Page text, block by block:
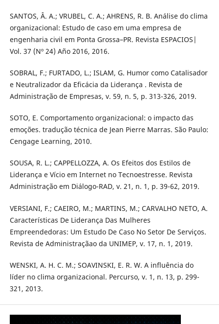
SANTOS, Â. A.; VRUBEL, C. A.; AHRENS, R. B. Análise do clima
organizacional: Estudo de caso em uma empresa de
engenharia civil em Ponta Grossa–PR. Revista ESPACIOS|
Vol. 37 (Nº 24) Año 2016, 2016.
SOBRAL, F.; FURTADO, L.; ISLAM, G. Humor como Catalisador
e Neutralizador da Eficácia da Liderança . Revista de
Administração de Empresas, v. 59, n. 5, p. 313-326, 2019.
SOTO, E. Comportamento organizacional: o impacto das
emoções. tradução técnica de Jean Pierre Marras. São Paulo:
Cengage Learning, 2010.
SOUSA, R. L.; CAPPELLOZZA, A. Os Efeitos dos Estilos de
Liderança e Vício em Internet no Tecnoestresse. Revista
Administração em Diálogo-RAD, v. 21, n. 1, p. 39-62, 2019.
VERSIANI, F.; CAEIRO, M.; MARTINS, M.; CARVALHO NETO, A.
Características De Liderança Das Mulheres
Empreendedoras: Um Estudo De Caso No Setor De Serviços.
Revista de Administraçãao da UNIMEP, v. 17, n. 1, 2019.
WENSKI, A. H. C. M.; SOAVINSKI, E. R. W. A influência do
líder no clima organizacional. Percurso, v. 1, n. 13, p. 299-
321, 2013.